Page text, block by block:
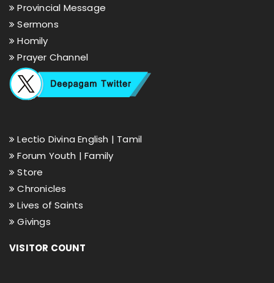
Provincial Message
Sermons
Homily
Prayer Channel
Lectio Divina English | Tamil
Forum Youth |Family
Store
Chronicles
Lives of Saints
Givings
VISITOR COUNT